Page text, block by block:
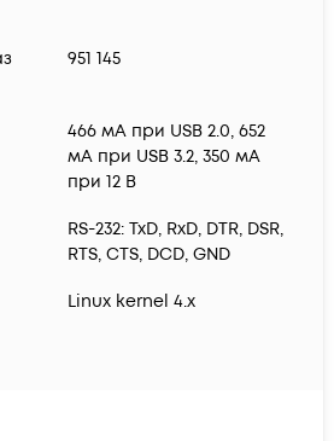
951 145
466 мА при USB 2.0, 652
мА при USB 3.2, 350 мА
при 12 В
RS-232: TxD, RxD, DTR, DSR,
RTS, CTS, DCD, GND
Linux kernel 4.x